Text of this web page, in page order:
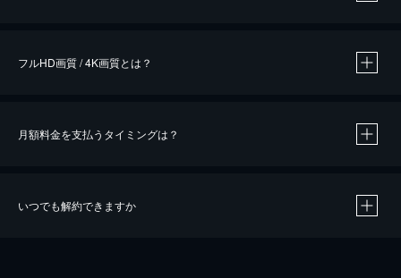
※40％ポイント還元の対象は、クレジットカード決済による作品の購入 / レンタルです。
iOSアプリのUコイン決済による作品の購入 / レンタルは、20％のポイント還元です。
フルHD画質 / 4K画質とは？
月額料金を支払うタイミングは？
いつでも解約できますか